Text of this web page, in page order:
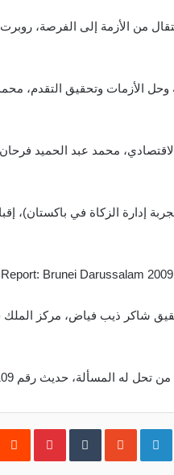
من الأزمة إلى الفرصة،
وحل الأزمات وتحقيق التقدم،
إدارة الزكاة في باكستان)،
Google+
LinkedIn
‏StumbleUpon
‏Tumblr
Pinterest